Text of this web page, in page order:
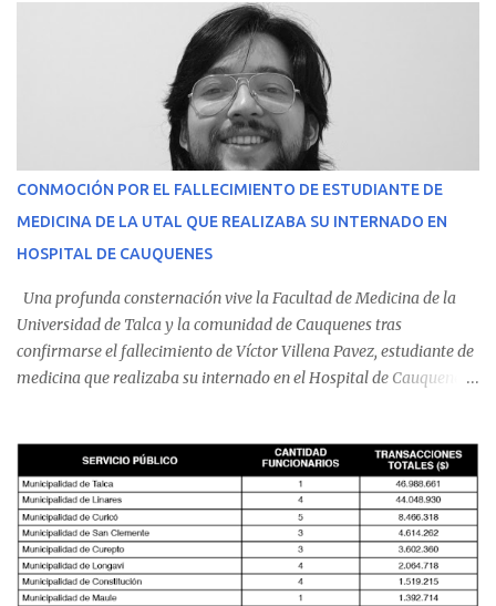
CONMOCIÓN POR EL FALLECIMIENTO DE ESTUDIANTE DE
MEDICINA DE LA UTAL QUE REALIZABA SU INTERNADO EN
HOSPITAL DE CAUQUENES
Una profunda consternación vive la Facultad de Medicina de la
Universidad de Talca y la comunidad de Cauquenes tras
confirmarse el fallecimiento de Víctor Villena Pavez, estudiante de
medicina que realizaba su internado en el Hospital de Cauquenes.
malestares físicos. Dada la complejidad de su estado de salud, el
equipo médico determinó su traslado de urgencia al Hospital
Regional de Talca y dado la urgencia la ambulancia partió hacia
Talca con escolta de Carabineros. En medio del traslado, el
estudiante de medicina de 25 años, se agravó y pese a los esfuerzos
del personal de emergencia terminó falleciendo, sin alcanzar a